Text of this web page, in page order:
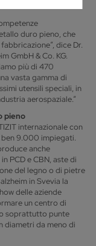
duro pieno, che
dice Dr.
GmbH & Co. KG.
più di 470
vasta gamma di
utensili speciali, in
aerospaziale.“
pieno
internazionale con
9.000 impiegati.
anche
PCD e CBN, aste di
del legno o di pietre
in Svevia la
delle aziende
un centro di
soprattutto punte
diametri da meno di